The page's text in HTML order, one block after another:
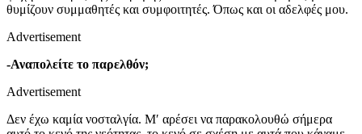
θυμίζουν συμμαθητές και συμφοιτητές. Όπως και οι αδελφές μου.
Advertisement
-Αναπολείτε το παρελθόν;
Advertisement
Δεν έχω καμία νοσταλγία. Μ′ αρέσει να παρακολουθώ σήμερα